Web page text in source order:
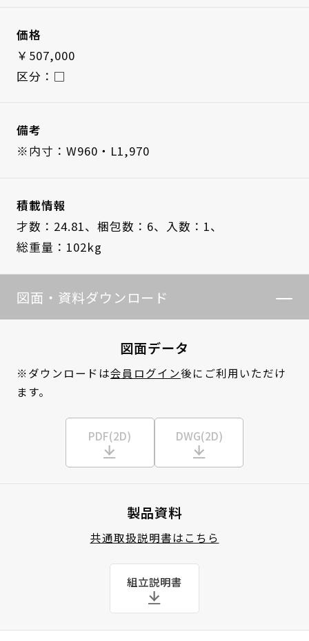
価格
￥507,000
区分：□
備考
※内寸：W960・L1,970
積載情報
才数：24.81、 梱包数：6、 入数：1、
総重量：102kg
図面・資料ダウンロード
図面データ
※ダウンロードは会員ログイン後にご利用いただけ
ます。
PDF(2D) DWG(2D)
製品資料
共通取扱説明書はこちら
組立説明書